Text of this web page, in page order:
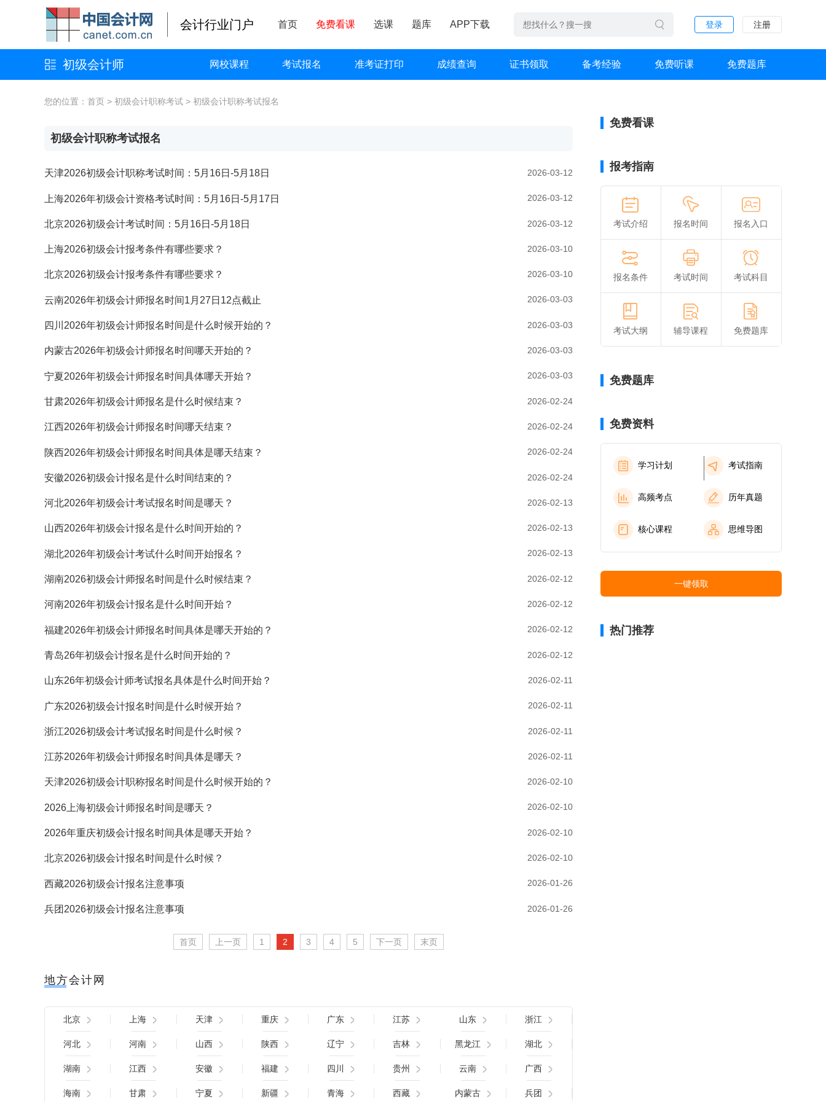
会计行业门户 首页 免费看课 选课 题库 APP下载 登录 注册
初级会计师 网校课程 考试报名 准考证打印 成绩查询 证书领取 备考经验 免费听课 免费题库
您的位置： 首页 > 初级会计职称考试 > 初级会计职称考试报名
初级会计职称考试报名
2026-03-12
天津2026初级会计职称考试时间：5月16日-5月18日
2026-03-12
上海2026年初级会计资格考试时间：5月16日-5月17日
2026-03-12
北京2026初级会计考试时间：5月16日-5月18日
2026-03-10
上海2026初级会计报考条件有哪些要求？
2026-03-10
北京2026初级会计报考条件有哪些要求？
2026-03-03
云南2026年初级会计师报名时间1月27日12点截止
2026-03-03
四川2026年初级会计师报名时间是什么时候开始的？
2026-03-03
内蒙古2026年初级会计师报名时间哪天开始的？
2026-03-03
宁夏2026年初级会计师报名时间具体哪天开始？
2026-02-24
甘肃2026年初级会计师报名是什么时候结束？
2026-02-24
江西2026年初级会计师报名时间哪天结束？
2026-02-24
陕西2026年初级会计师报名时间具体是哪天结束？
2026-02-24
安徽2026初级会计报名是什么时间结束的？
2026-02-13
河北2026年初级会计考试报名时间是哪天？
2026-02-13
山西2026年初级会计报名是什么时间开始的？
2026-02-13
湖北2026年初级会计考试什么时间开始报名？
2026-02-12
湖南2026初级会计师报名时间是什么时候结束？
2026-02-12
河南2026年初级会计报名是什么时间开始？
2026-02-12
福建2026年初级会计师报名时间具体是哪天开始的？
2026-02-12
青岛26年初级会计报名是什么时间开始的？
2026-02-11
山东26年初级会计师考试报名具体是什么时间开始？
2026-02-11
广东2026初级会计报名时间是什么时候开始？
2026-02-11
浙江2026初级会计考试报名时间是什么时候？
2026-02-11
江苏2026年初级会计师报名时间具体是哪天？
2026-02-10
天津2026初级会计职称报名时间是什么时候开始的？
2026-02-10
2026上海初级会计师报名时间是哪天？
2026-02-10
2026年重庆初级会计报名时间具体是哪天开始？
2026-02-10
北京2026初级会计报名时间是什么时候？
2026-01-26
西藏2026初级会计报名注意事项
2026-01-26
兵团2026初级会计报名注意事项
首页 上一页 1 2 3 4 5 下一页 末页
地方会计网
北京 上海 天津 重庆 广东 江苏 山东 浙江
河北 河南 山西 陕西 辽宁 吉林 黑龙江 湖北
湖南 江西 安徽 福建 四川 贵州 云南 广西
海南 甘肃 宁夏 新疆 青海 西藏 内蒙古 兵团
免费看课
报考指南
考试介绍 报名时间 报名入口
报名条件 考试时间 考试科目
考试大纲 辅导课程 免费题库
免费题库
免费资料
学习计划 考试指南
高频考点 历年真题
核心课程 思维导图
一键领取
热门推荐